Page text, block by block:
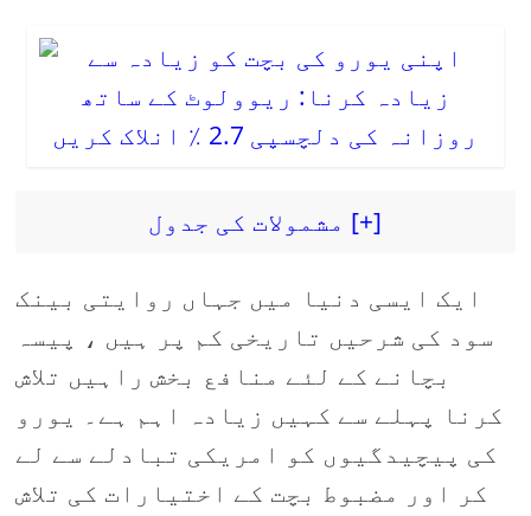
مشمولات کی جدول [+]
ایک ایسی دنیا میں جہاں روایتی بینک
سود کی شرحیں تاریخی کم پر ہیں ، پیسہ
بچانے کے لئے منافع بخش راہیں تلاش
کرنا پہلے سے کہیں زیادہ اہم ہے۔ یورو
کی پیچیدگیوں کو امریکی تبادلے سے لے
کر اور مضبوط بچت کے اختیارات کی تلاش